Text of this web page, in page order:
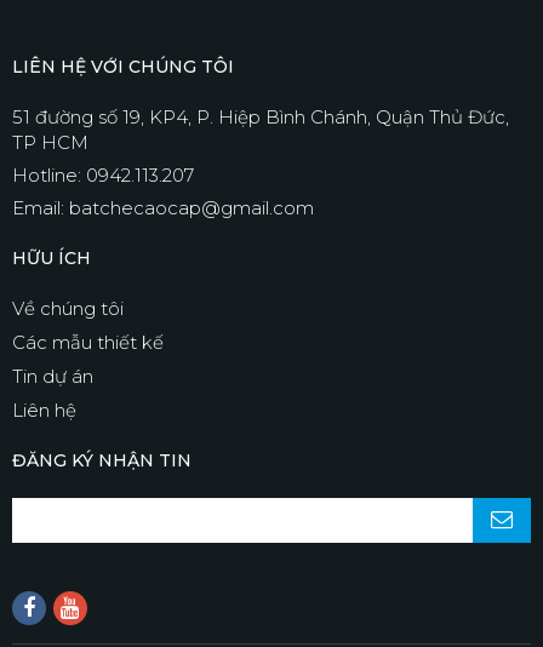
LIÊN HỆ VỚI CHÚNG TÔI
51 đường số 19, KP4, P. Hiệp Bình Chánh, Quận Thủ Đức,
TP HCM
Hotline: 0942.113.207
Email: batchecaocap@gmail.com
HỮU ÍCH
Về chúng tôi
Các mẫu thiết kế
Tin dự án
Liên hệ
ĐĂNG KÝ NHẬN TIN